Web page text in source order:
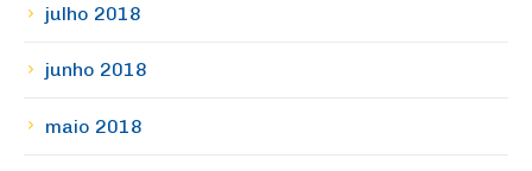
julho 2018
junho 2018
maio 2018